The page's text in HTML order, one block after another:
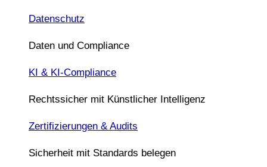
Datenschutz
Daten und Compliance
KI & KI-Compliance
Rechtssicher mit Künstlicher Intelligenz
Zertifizierungen & Audits
Sicherheit mit Standards belegen